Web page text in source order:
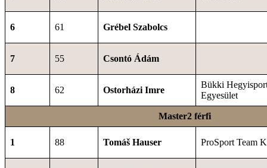
6 61 Grébel Szabolcs
7 55 Csontó Ádám
8 62 Ostorházi Imre
Bükki
Egyesület
Master2 férfi
1 88 Tomáš Hauser ProSport Team